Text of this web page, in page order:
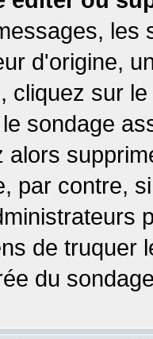
les
d'origine,
cliquez sur
sondage
par contre,
de truquer
du